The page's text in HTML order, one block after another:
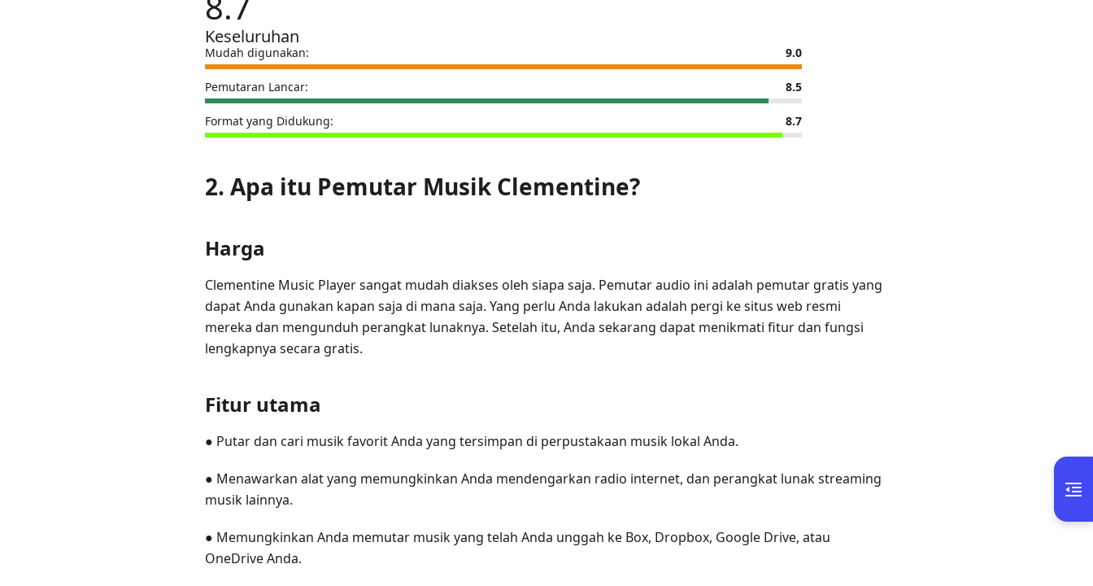
Keseluruhan
Mudah digunakan: 9.0
Pemutaran Lancar: 8.5
Format yang Didukung: 8.7
2. Apa itu Pemutar Musik Clementine?
Harga
Clementine Music Player sangat mudah diakses oleh siapa saja. Pemutar audio ini adalah pemutar gratis yang
dapat Anda gunakan kapan saja di mana saja. Yang perlu Anda lakukan adalah pergi ke situs web resmi
mereka dan mengunduh perangkat lunaknya. Setelah itu, Anda sekarang dapat menikmati fitur dan fungsi
lengkapnya secara gratis.
Fitur utama
● Putar dan cari musik favorit Anda yang tersimpan di perpustakaan musik lokal Anda.
● Menawarkan alat yang memungkinkan Anda mendengarkan radio internet, dan perangkat lunak streaming
musik lainnya.
● Memungkinkan Anda memutar musik yang telah Anda unggah ke Box, Dropbox, Google Drive, atau
OneDrive Anda.